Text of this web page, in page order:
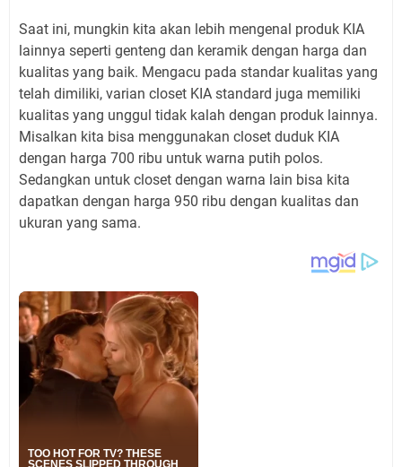
Saat ini, mungkin kita akan lebih mengenal produk KIA
lainnya seperti genteng dan keramik dengan harga dan
kualitas yang baik. Mengacu pada standar kualitas yang
telah dimiliki, varian closet KIA standard juga memiliki
kualitas yang unggul tidak kalah dengan produk lainnya.
Misalkan kita bisa menggunakan closet duduk KIA
dengan harga 700 ribu untuk warna putih polos.
Sedangkan untuk closet dengan warna lain bisa kita
dapatkan dengan harga 950 ribu dengan kualitas dan
ukuran yang sama.